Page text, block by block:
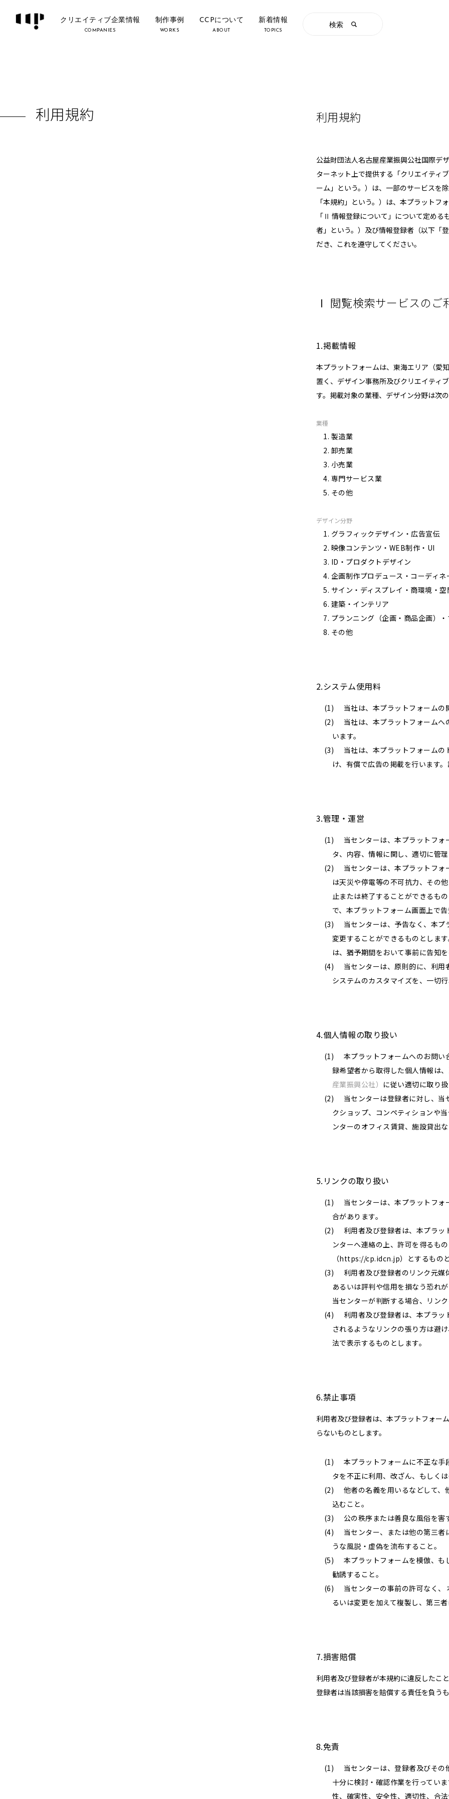
クリエイティブ企業情報
COMPANIES
制作事例
WORKS
CCPについて
ABOUT
新着情報
TOPICS
検索
利用規約 利用規約
公益財団法人名古屋産業振興公社国際デ
ターネット上で提供する「クリエイティ
ーム」という。）は、一部のサービスを
「本規約」という。）は、本プラット
「Ⅱ 情報登録について」について定め
者」という。）及び情報登録者（以下「
だき、これを遵守してください。
Ⅰ 閲覧検索サービスのご
1.掲載情報
本プラットフォームは、東海エリア（愛
置く、デザイン事務所及びクリエイティ
す。掲載対象の業種、デザイン分野は次の
業種
製造業
卸売業
小売業
専門サービス業
その他
デザイン分野
グラフィックデザイン・広告宣伝
映像コンテンツ・WEB制作・UI
ID・プロダクトデザイン
企画制作プロデュース・コーディネ
サイン・ディスプレイ・商環境・
建築・インテリア
プランニング（企画・商品企画）
その他
2.システム使用料
当社は、本プラットフォームの
当社は、本プラットフォーム
います。
当社は、本プラットフォーム
け、有償で広告の掲載を行います
3.管理・運営
当センターは、本プラットフ
タ、内容、情報に関し、適切に管
当センターは、本プラットフ
は天災や停電等の不可抗力、その
止または終了することができるも
で、本プラットフォーム画面上で告
当センターは、予告なく、本
変更することができるものとしま
は、猶予期間をおいて事前に告知を
当センターは、原則的に、利
システムのカスタマイズを、一切行
4.個人情報の取り扱い
本プラットフォームへのお問
録希望者から取得した個人情報は
産業振興公社） に従い適切に取り扱
当センターは登録者に対し、
クショップ、コンペティションや
ンターのオフィス賃貸、施設貸出
5.リンクの取り扱い
当センターは、本プラットフ
合があります。
利用者及び登録者は、本プラッ
ンターへ連絡の上、許可を得るも
（https://cp.idcn.jp）とするものと
利用者及び登録者のリンク元媒
あるいは評判や信用を損なう恐れ
当センターが判断する場合、リン
利用者及び登録者は、本プラ
されるようなリンクの張り方は避
法で表示するものとします。
6.禁止事項
利用者及び登録者は、本プラットフォー
らないものとします。
本プラットフォームに不正な手
タを不正に利用、改ざん、もしくは
他者の名義を用いるなどして、
込むこと。
公の秩序または善良な風俗を害
当センター、または他の第三
うな風説・虚偽を流布すること。
本プラットフォームを模倣、
勧誘すること。
当センターの事前の許可なく
るいは変更を加えて複製し、第三
7.損害賠償
利用者及び登録者が本規約に違反したこ
登録者は当該損害を賠償する責任を負うも
8.免責
当センターは、登録者及びその
十分に検討・確認作業を行ってい
性、確実性、安全性、適切性、合